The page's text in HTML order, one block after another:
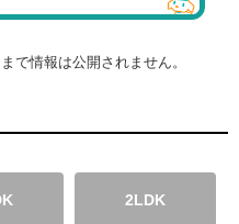
で情報は公開されません。
2LDK